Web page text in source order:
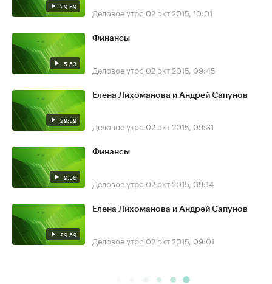
29:59 Деловое утро 02 окт 2015, 10:01
5:53
Финансы
Деловое утро 02 окт 2015, 09:45
29:59
Елена Лихоманова и Андрей Сапунов
Деловое утро 02 окт 2015, 09:31
9:36
Финансы
Деловое утро 02 окт 2015, 09:14
29:59
Елена Лихоманова и Андрей Сапунов
Деловое утро 02 окт 2015, 09:01